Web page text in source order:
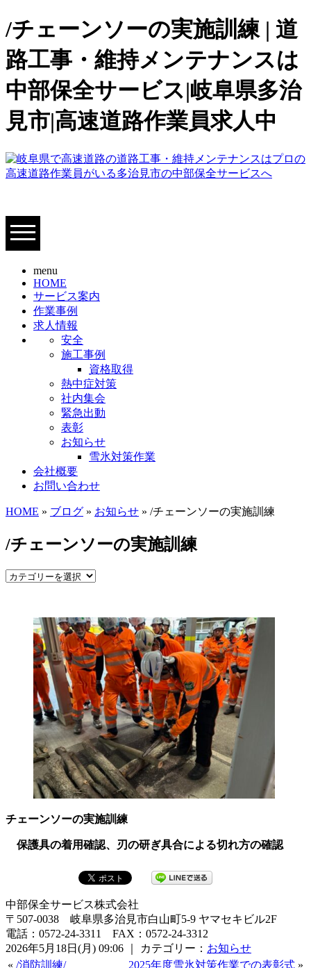
/チェーンソーの実施訓練 | 道
路工事・維持メンテナンスは
中部保全サービス|岐阜県多治
見市|高速道路作業員求人中
menu
HOME
サービス案内
作業事例
求人情報
安全
施工事例
資格取得
熱中症対策
社内集会
緊急出動
表彰
お知らせ
雪氷対策作業
会社概要
お問い合わせ
HOME » ブログ » お知らせ » /チェーンソーの実施訓練
/チェーンソーの実施訓練
チェーンソーの実施訓練
保護具の着用確認、刃の研ぎ具合による切れ方の確認
中部保全サービス株式会社
〒507-0038 岐阜県多治見市白山町5-9 ヤマセキビル2F
電話：0572-24-3311 FAX：0572-24-3312
2026年5月18日(月) 09:06 ｜ カテゴリー： お知らせ
« /消防訓練/ 2025年度雪氷対策作業での表彰式 »